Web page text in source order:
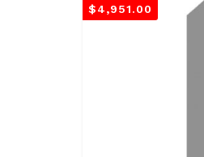
$4,951.00